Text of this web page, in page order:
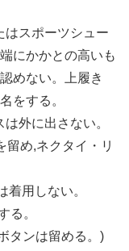
はスポーツシュー
にかかとの高いも
めない。上履き
をする。
外に出さない。
留め,ネクタイ・リ
着用しない。
る。
タンは留める。)